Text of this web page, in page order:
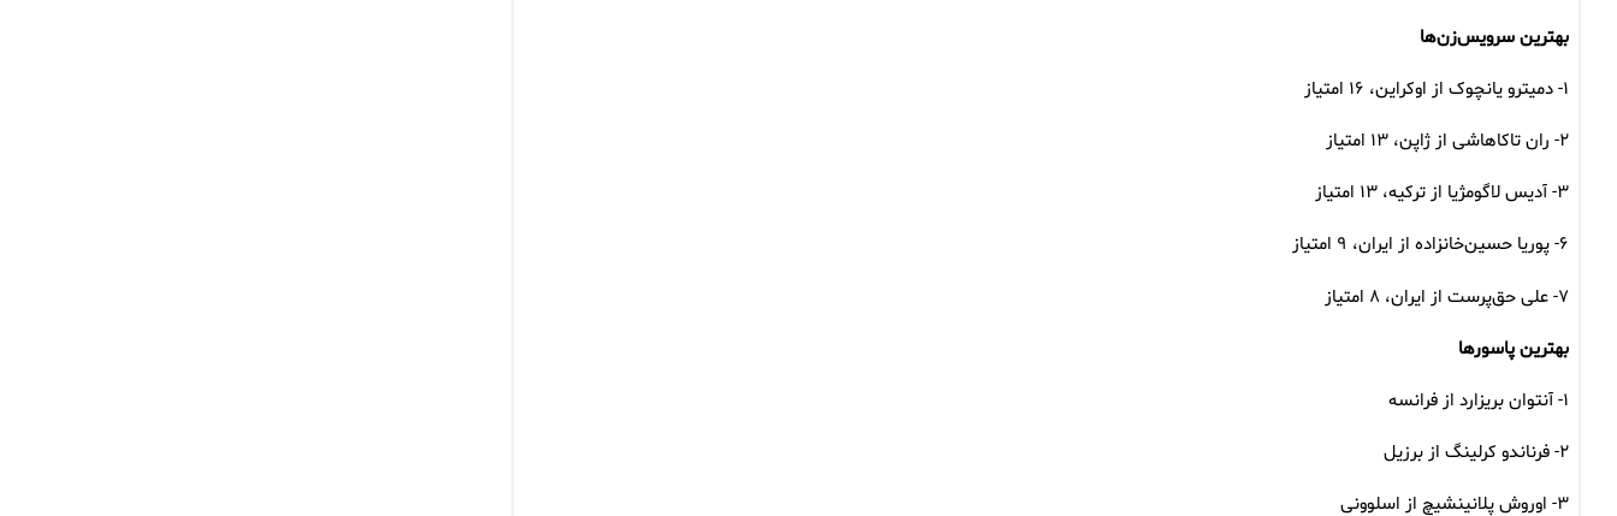
بهترین سرویس‌زن‌ها
۱- دمیترو یانچوک از اوکراین، ۱۶ امتیاز
۲- ران تاکاهاشی از ژاپن، ۱۳ امتیاز
۳- آدیس لاگومژیا از ترکیه، ۱۳ امتیاز
۶- پوریا حسین‌خانزاده از ایران، ۹ امتیاز
۷- علی حق‌پرست از ایران، ۸ امتیاز
بهترین پاسورها
۱- آنتوان بریزارد از فرانسه
۲- فرناندو کرلینگ از برزیل
۳- اوروش پلانینشیچ از اسلوونی